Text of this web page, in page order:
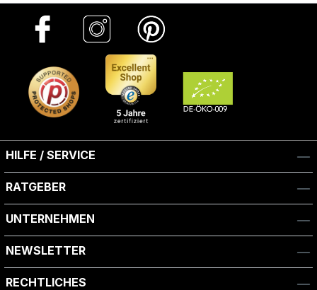
HILFE / SERVICE
RATGEBER
UNTERNEHMEN
NEWSLETTER
RECHTLICHES